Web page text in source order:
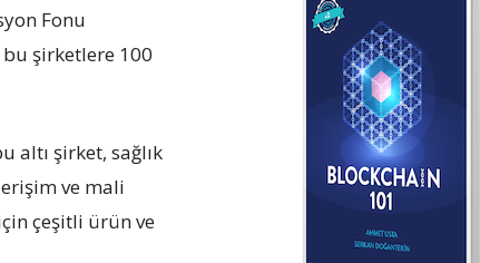
Fonu
şirketlere 100
altı şirket, sağlık
ve mali
çeşitli ürün ve